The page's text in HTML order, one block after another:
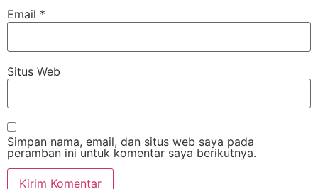
Email *
Situs Web
Simpan nama, email, dan situs web saya pada
peramban ini untuk komentar saya berikutnya.